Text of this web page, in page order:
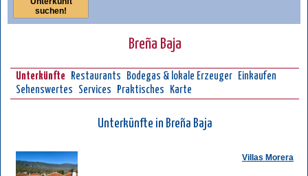
Breña Baja
Unterkünfte Restaurants Bodegas & lokale Erzeuger
Einkaufen
Sehenswertes
Services Praktisches Karte
Unterkünfte in Breña Baja
Villas Morera